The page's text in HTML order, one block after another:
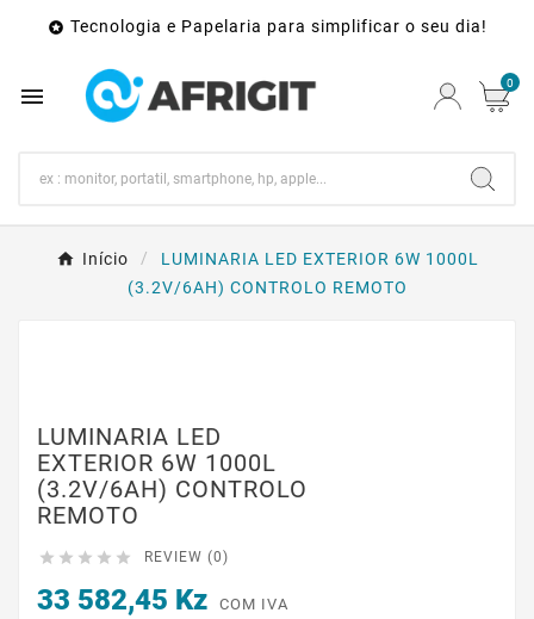
 Tecnologia e Papelaria para simplificar o seu dia!
 0
Início
LUMINARIA LED EXTERIOR 6W 1000L
(3.2V/6AH) CONTROLO REMOTO
LUMINARIA LED
EXTERIOR 6W 1000L
(3.2V/6AH) CONTROLO
REMOTO
     REVIEW (0)
33 582,45 Kz COM IVA